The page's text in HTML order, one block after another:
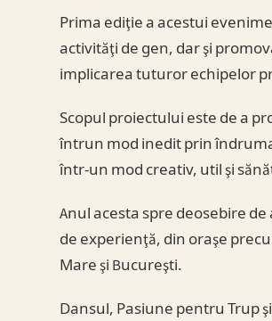
Prima ediţie a acestui
activităţi de gen, dar şi
implicarea tuturor echipelor
Scopul proiectului este de a
întrun mod inedit prin
într-un mod creativ, util şi
Anul acesta spre deosebire
de experienţă, din oraşe
Mare şi Bucureşti.
Dansul, Pasiune pentru Trup